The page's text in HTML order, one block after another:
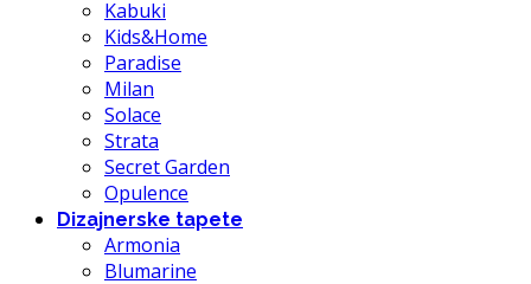
Kabuki
Kids&Home
Paradise
Milan
Solace
Strata
Secret Garden
Opulence
Dizajnerske tapete
Armonia
Blumarine